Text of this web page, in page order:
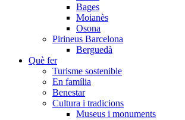
Bages
Moianès
Osona
Pirineus Barcelona
Berguedà
Què fer
Turisme sostenible
En família
Benestar
Cultura i tradicions
Museus i monuments